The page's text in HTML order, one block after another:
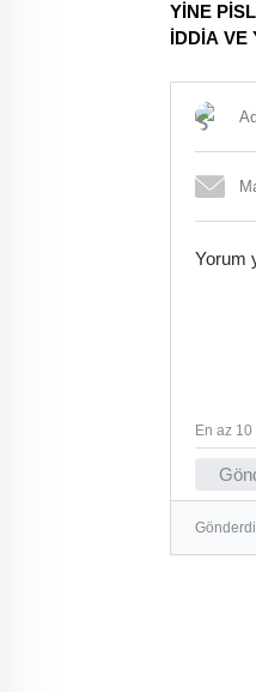
YİNE
İDDİA VE
En az